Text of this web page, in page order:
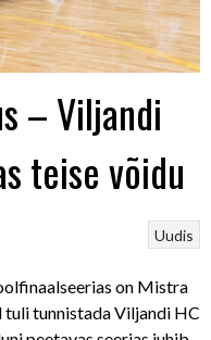
– Viljandi
teise võidu
Uudis
on Mistra
tuli tunnistada Viljandi HC